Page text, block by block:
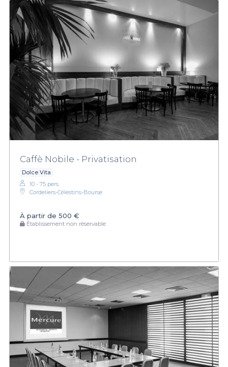
Caffè Nobile - Privatisation
Dolce Vita
10 - 75 pers.
Cordeliers-Célestins-Bourse
À partir de 500 €
Établissement non réservable